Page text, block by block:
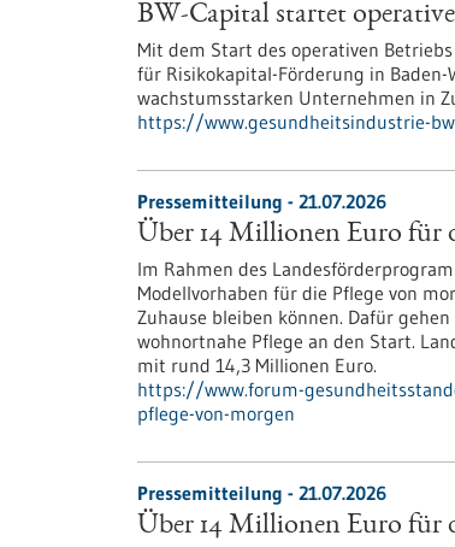
BW-Capital startet
Mit dem Start des operativen
für Risikokapital-Förderung in
wachstumsstarken Unternehmen in
https://www.gesundheitsindustrie-
Pressemitteilung - 21.07.2026
Über 14 Millionen Euro für
Im Rahmen des
Modellvorhaben für die Pflege von
Zuhause bleiben können. Dafür
wohnortnahe Pflege an den Start.
mit rund 14,3 Millionen Euro.
https://www.forum-
pflege-von-morgen
Pressemitteilung - 21.07.2026
Über 14 Millionen Euro für